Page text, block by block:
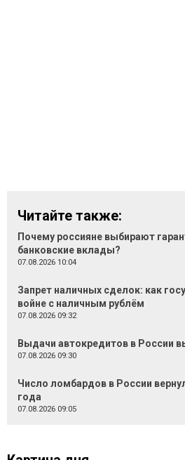
Читайте также:
Почему россияне выбирают
банковские вклады?
07.08.2026 10:04
Запрет наличных сделок: как
войне с наличным рублём
07.08.2026 09:32
Выдачи автокредитов в России
07.08.2026 09:30
Число ломбардов в России
года
07.08.2026 09:05